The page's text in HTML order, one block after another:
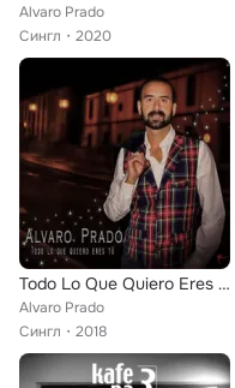
Alvaro Prado
Сингл
2020
Todo Lo Que Quiero Eres Tú
Alvaro Prado
Сингл
2018